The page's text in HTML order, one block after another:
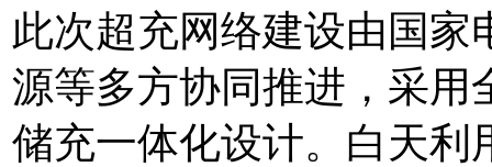
此次超充网络建设由国
源等多方协同推进，采用
储充一体化设计。白天利